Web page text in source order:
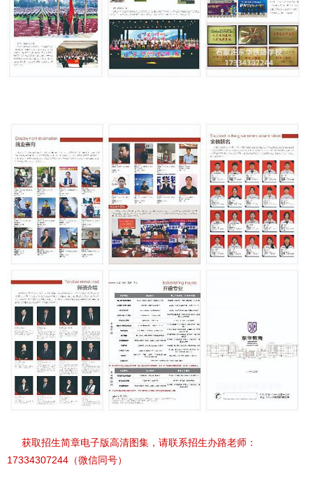
获取招生简章电子版高清图集，请联系招生办路老师：
17334307244（微信同号）